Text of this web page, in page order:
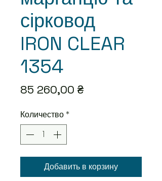
сірковод
IRON CLEAR
1354
85 260,00 ₴Цена
Количество *
Добавить в корзину